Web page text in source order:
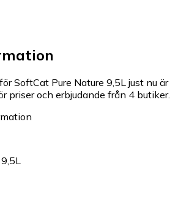
SoftCat Pure Nature 9,5L just nu är
priser och erbjudande från 4 butiker.